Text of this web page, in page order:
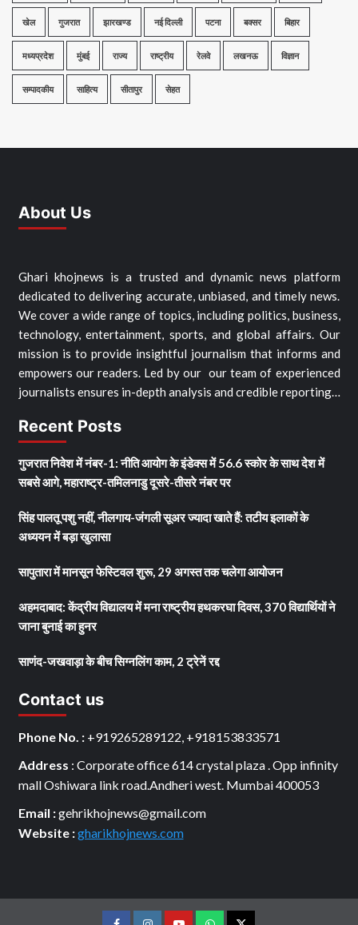
खेल गुजरात झारखण्ड नई दिल्ली पटना बक्सर बिहार
मध्यप्रदेश मुंबई राज्य राष्ट्रीय रेलवे लखनऊ विज्ञान
सम्पादकीय साहित्य सीतापुर सेहत
About Us
Ghari khojnews is a trusted and dynamic news platform
dedicated to delivering accurate, unbiased, and timely news.
We cover a wide range of topics, including politics, business,
technology, entertainment, sports, and global affairs. Our
mission is to provide insightful journalism that informs and
empowers our readers. Led by our our team of experienced
journalists ensures in-depth analysis and credible reporting…
Recent Posts
गुजरात निवेश में नंबर-1: नीति आयोग के इंडेक्स में 56.6 स्कोर के साथ देश में
सबसे आगे, महाराष्ट्र-तमिलनाडु दूसरे-तीसरे नंबर पर
सिंह पालतू पशु नहीं, नीलगाय-जंगली सूअर ज्यादा खाते हैं: तटीय इलाकों के
अध्ययन में बड़ा खुलासा
सापुतारा में मानसून फेस्टिवल शुरू, 29 अगस्त तक चलेगा आयोजन
अहमदाबाद: केंद्रीय विद्यालय में मना राष्ट्रीय हथकरघा दिवस, 370 विद्यार्थियों ने
जाना बुनाई का हुनर
साणंद-जखवाड़ा के बीच सिग्नलिंग काम, 2 ट्रेनें रद्द
Contact us
Phone No. : +919265289122, +918153833571
Address : Corporate office 614 crystal plaza . Opp infinity
mall Oshiwara link road.Andheri west. Mumbai 400053
Email :gehrikhojnews@gmail.com
Website :gharikhojnews.com